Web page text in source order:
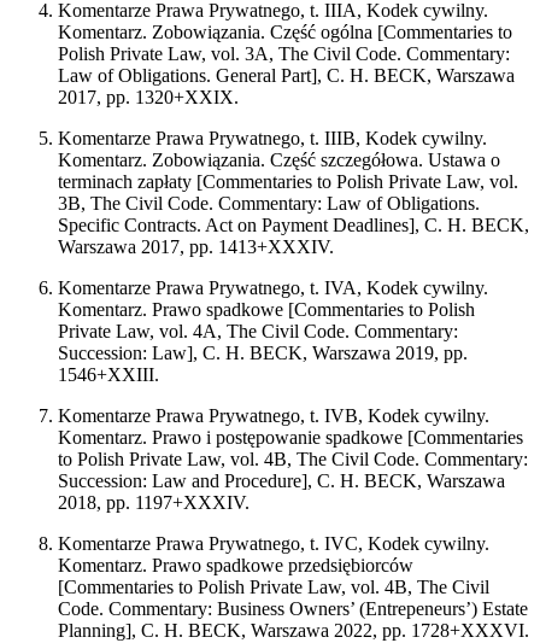
Komentarze Prawa Prywatnego, t. IIIA, Kodek cywilny.
Komentarz. Zobowiązania. Część ogólna [Commentaries to
Polish Private Law, vol. 3A, The Civil Code. Commentary:
Law of Obligations. General Part], C. H. BECK, Warszawa
2017, pp. 1320+XXIX.
Komentarze Prawa Prywatnego, t. IIIB, Kodek cywilny.
Komentarz. Zobowiązania. Część szczegółowa. Ustawa o
terminach zapłaty [Commentaries to Polish Private Law, vol.
3B, The Civil Code. Commentary: Law of Obligations.
Specific Contracts. Act on Payment Deadlines], C. H. BECK,
Warszawa 2017, pp. 1413+XXXIV.
Komentarze Prawa Prywatnego, t. IVA, Kodek cywilny.
Komentarz. Prawo spadkowe [Commentaries to Polish
Private Law, vol. 4A, The Civil Code. Commentary:
Succession: Law], C. H. BECK, Warszawa 2019, pp.
1546+XXIII.
Komentarze Prawa Prywatnego, t. IVB, Kodek cywilny.
Komentarz. Prawo i postępowanie spadkowe [Commentaries
to Polish Private Law, vol. 4B, The Civil Code. Commentary:
Succession: Law and Procedure], C. H. BECK, Warszawa
2018, pp. 1197+XXXIV.
Komentarze Prawa Prywatnego, t. IVC, Kodek cywilny.
Komentarz. Prawo spadkowe przedsiębiorców
[Commentaries to Polish Private Law, vol. 4B, The Civil
Code. Commentary: Business Owners’ (Entrepeneurs’) Estate
Planning], C. H. BECK, Warszawa 2022, pp. 1728+XXXVI.